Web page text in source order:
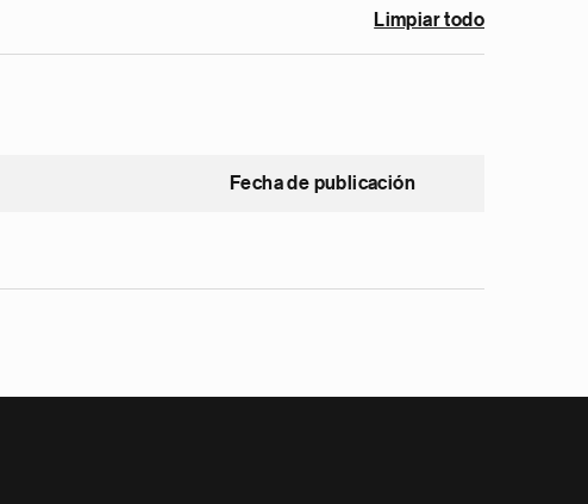
Limpiar todo
Fecha de publicación